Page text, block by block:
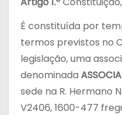
É constituída por
termos previstos no
legislação, uma
denominada
sede na R. Hermano
V2406, 1600-477